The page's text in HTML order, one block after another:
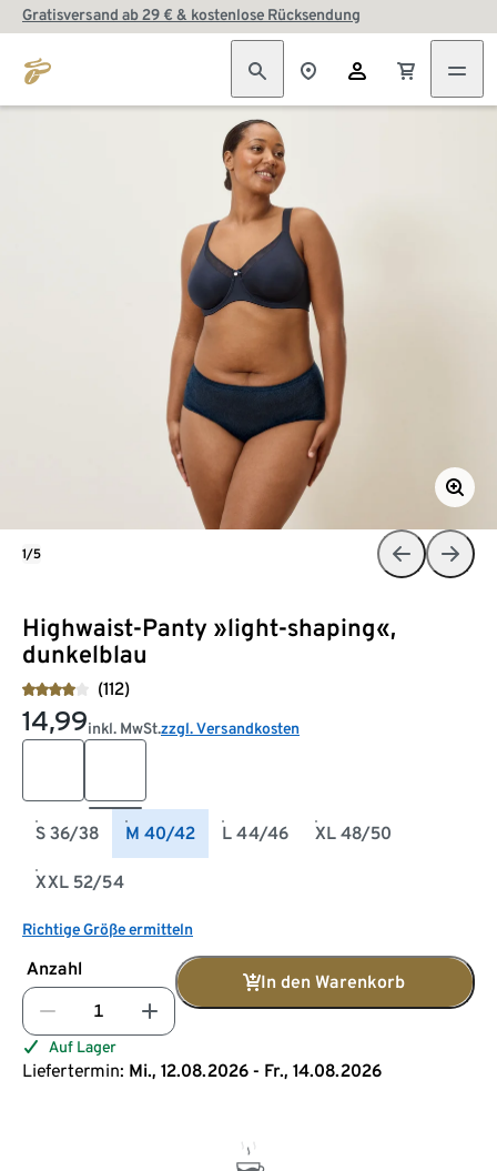
Gratisversand ab 29 € & kostenlose Rücksendung
Highwaist-Panty »light-shaping«,
dunkelblau
(112)
14,99inkl. MwSt.zzgl. Versandkosten
S 36/38 M 40/42 L 44/46 XL 48/50
XXL 52/54
Richtige Größe ermitteln
Anzahl
In den Warenkorb
Auf Lager
Liefertermin: Mi., 12.08.2026 - Fr., 14.08.2026
1/5